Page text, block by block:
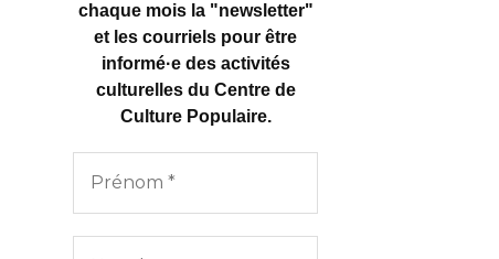
chaque mois la "newsletter"
et les courriels pour être
informé·e des activités
culturelles du Centre de
Culture Populaire.